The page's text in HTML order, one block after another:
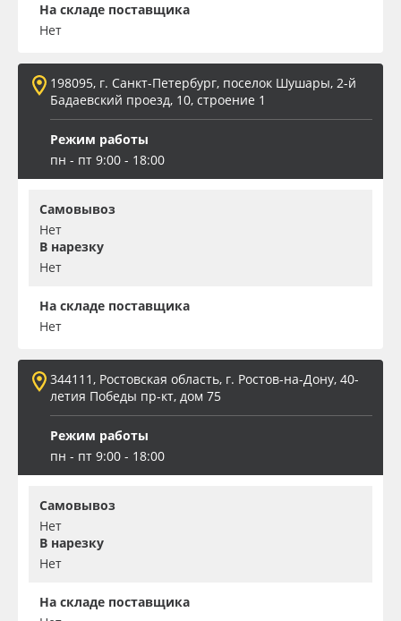
На складе поставщика
Нет
198095, г. Санкт-Петербург, поселок Шушары, 2-й
Бадаевский проезд, 10, строение 1
Режим работы
пн - пт 9:00 - 18:00
Самовывоз
Нет
В нарезку
Нет
На складе поставщика
Нет
344111, Ростовская область, г. Ростов-на-Дону, 40-
летия Победы пр-кт, дом 75
Режим работы
пн - пт 9:00 - 18:00
Самовывоз
Нет
В нарезку
Нет
На складе поставщика